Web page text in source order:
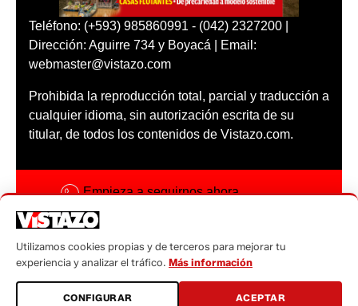
Teléfono: (+593) 985860991 - (042) 2327200 |
Dirección: Aguirre 734 y Boyacá | Email:
webmaster@vistazo.com
Prohibida la reproducción total, parcial y traducción a
cualquier idioma, sin autorización escrita de su
titular, de todos los contenidos de Vistazo.com.
Empieza a seguirnos ahora
Código ética
Sugerencias a:
sugerencias@vistazo.com
Utilizamos cookies propias y de terceros para mejorar tu
experiencia y analizar el tráfico. Más información
CONFIGURAR ACEPTAR